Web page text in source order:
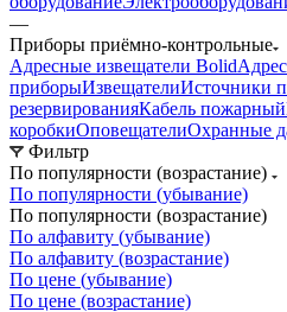
—
Приборы приёмно-контрольные
Адресные извещатели Bolid
приборыИзвещателиИсточники
резервированияКабель пожарный
коробкиОповещателиОхранные
Фильтр
По популярности (возрастание)
По популярности (убывание)
По популярности (возрастание)
По алфавиту (убывание)
По алфавиту (возрастание)
По цене (убывание)
По цене (возрастание)